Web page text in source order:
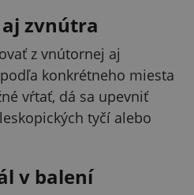
zvnútra
z vnútornej aj
konkrétneho miesta
vŕtať, dá sa upevniť
tyčí alebo
v balení